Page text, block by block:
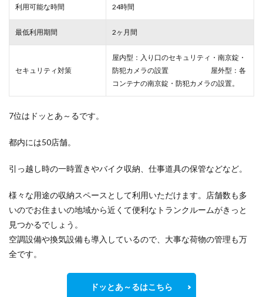
利用可能な時間 24時間
最低利用期間 2ヶ月間
セキュリティ対策
屋内型：入り口のセキュリティ・南京錠・
防犯カメラの設置 屋外型：各
コンテナの南京錠・防犯カメラの設置。
7位はドッとあ～るです。
都内には50店舗。
引っ越し時の一時置きやバイク収納、仕事道具の保管などなど。
様々な用途の収納スペースとして利用いただけます。店舗数も多
いのでお住まいの地域から近くて便利なトランクルームがきっと
見つかるでしょう。
空調設備や換気設備も導入しているので、大事な荷物の管理も万
全です。
ドッとあ～るはこちら